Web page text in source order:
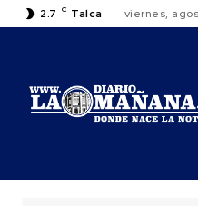
2.7 C Talca viernes,